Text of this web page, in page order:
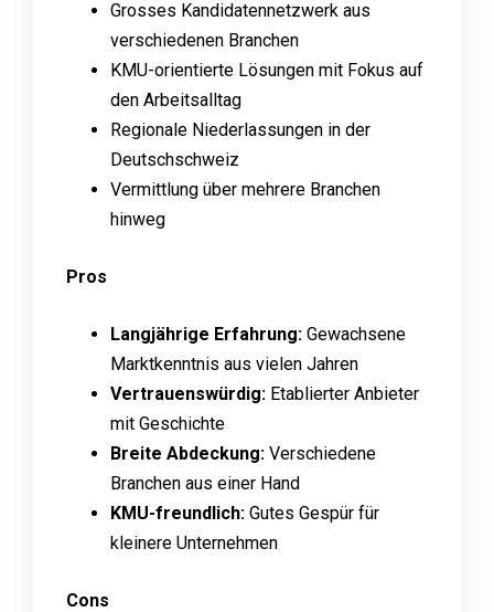
Grosses Kandidatennetzwerk aus
verschiedenen Branchen
KMU-orientierte Lösungen mit Fokus auf
den Arbeitsalltag
Regionale Niederlassungen in der
Deutschschweiz
Vermittlung über mehrere Branchen
hinweg
Pros
Langjährige Erfahrung: Gewachsene
Marktkenntnis aus vielen Jahren
Vertrauenswürdig: Etablierter Anbieter
mit Geschichte
Breite Abdeckung: Verschiedene
Branchen aus einer Hand
KMU-freundlich: Gutes Gespür für
kleinere Unternehmen
Cons